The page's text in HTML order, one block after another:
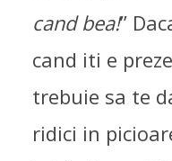
cand bea!”
cand iti e
trebuie sa te
ridici in